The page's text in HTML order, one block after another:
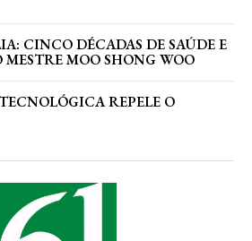
CINCO DÉCADAS DE SAÚDE E
MOO SHONG WOO
REPELE O